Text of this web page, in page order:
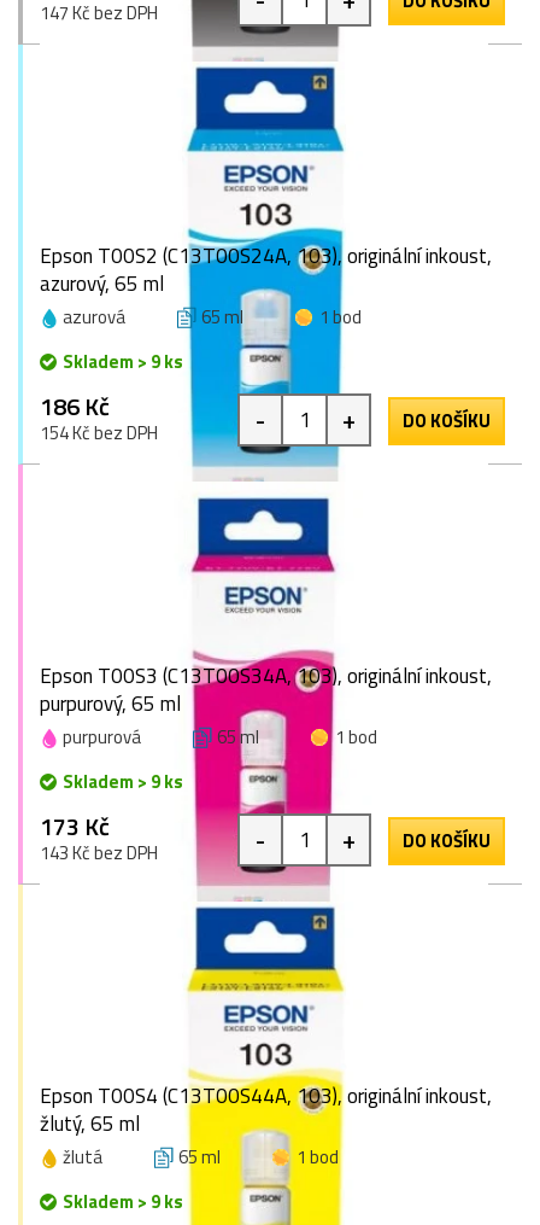
147 Kč bez DPH
Epson T00S2 (C13T00S24A, 103), originální inkoust,
azurový, 65 ml
azurová 65 ml
1 bod
Skladem > 9 ks
186 Kč
154 Kč bez DPH - + DO KOŠÍKU
Epson T00S3 (C13T00S34A, 103), originální inkoust,
purpurový, 65 ml
purpurová 65 ml
1 bod
Skladem > 9 ks
173 Kč
143 Kč bez DPH - + DO KOŠÍKU
Epson T00S4 (C13T00S44A, 103), originální inkoust,
žlutý, 65 ml
žlutá 65 ml
1 bod
Skladem > 9 ks